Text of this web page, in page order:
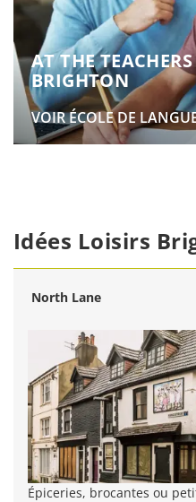
AT THE
BRIGHTON
VOIR ÉCOLE DE
Idées Loisirs
North Lane
Épiceries, brocantes ou